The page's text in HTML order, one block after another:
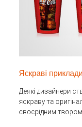
Яскраві
Деякі дизайнери
яскраву та
своєрідним